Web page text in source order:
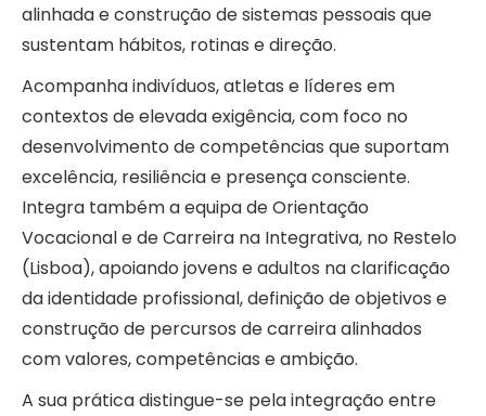
alinhada e construção de sistemas pessoais que
sustentam hábitos, rotinas e direção.
Acompanha indivíduos, atletas e líderes em
contextos de elevada exigência, com foco no
desenvolvimento de competências que suportam
excelência, resiliência e presença consciente.
Integra também a equipa de Orientação
Vocacional e de Carreira na Integrativa, no Restelo
(Lisboa), apoiando jovens e adultos na clarificação
da identidade profissional, definição de objetivos e
construção de percursos de carreira alinhados
com valores, competências e ambição.
A sua prática distingue-se pela integração entre